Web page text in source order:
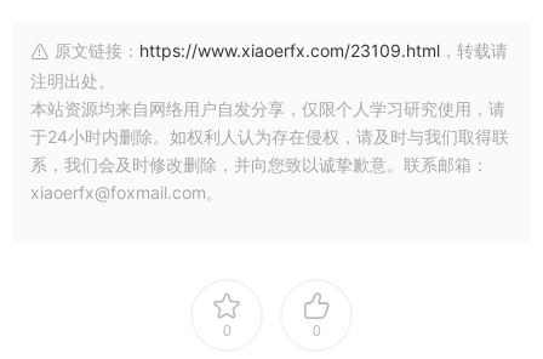
原文链接： https://www.xiaoerfx.com/23109.html ，转载请
注明出处。
本站资源均来自网络用户自发分享，仅限个人学习研究使用，请
于24小时内删除。如权利人认为存在侵权，请及时与我们取得联
系，我们会及时修改删除，并向您致以诚挚歉意。联系邮箱：
xiaoerfx@foxmail.com。
0 0